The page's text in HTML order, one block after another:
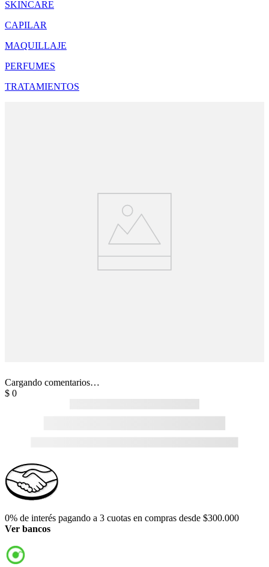
SKINCARE
CAPILAR
MAQUILLAJE
PERFUMES
TRATAMIENTOS
Cargando comentarios…
$ 0
0% de interés pagando a 3 cuotas en compras desde $300.000
Ver bancos